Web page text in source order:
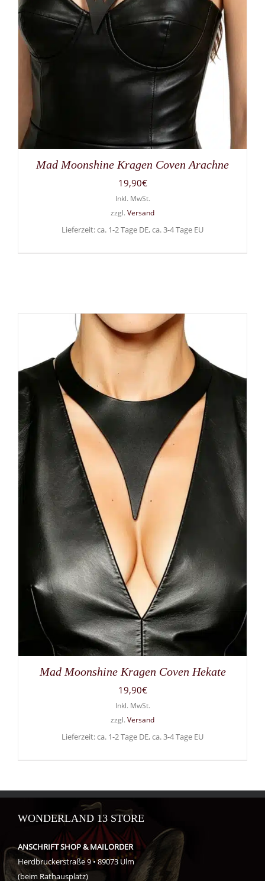
Mad Moonshine Kragen Coven Arachne
19,90€
Inkl. MwSt.
zzgl.Versand
Lieferzeit: ca. 1-2 Tage DE, ca. 3-4 Tage EU
Mad Moonshine Kragen Coven Hekate
19,90€
Inkl. MwSt.
zzgl.Versand
Lieferzeit: ca. 1-2 Tage DE, ca. 3-4 Tage EU
WONDERLAND 13 STORE
ANSCHRIFT SHOP & MAILORDER
Herdbruckerstraße 9 • 89073 Ulm
(beim Rathausplatz)